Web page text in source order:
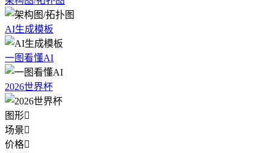
AI生成模板
一图看懂AI
2026世界杯
图形
场景
价格